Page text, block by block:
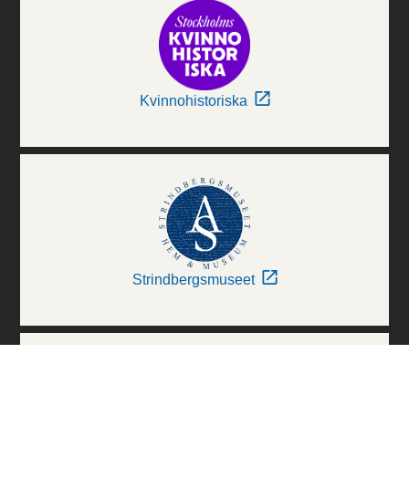
Kvinnohistoriska
Strindbergsmuseet